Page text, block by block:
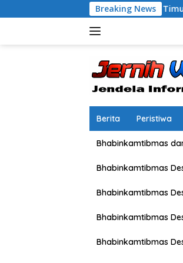
ke
Breaking News
Kapolres Lombok Timur Raih
Berita Peristiwa
Bhabinkamtibmas
Bhabinkamtibmas
Bhabinkamtibmas
Bhabinkamtibmas
Bhabinkamtibmas